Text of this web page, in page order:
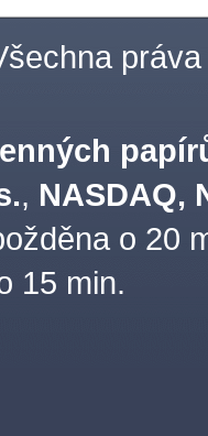
práva
, NASDAQ,
o 20
15 min.